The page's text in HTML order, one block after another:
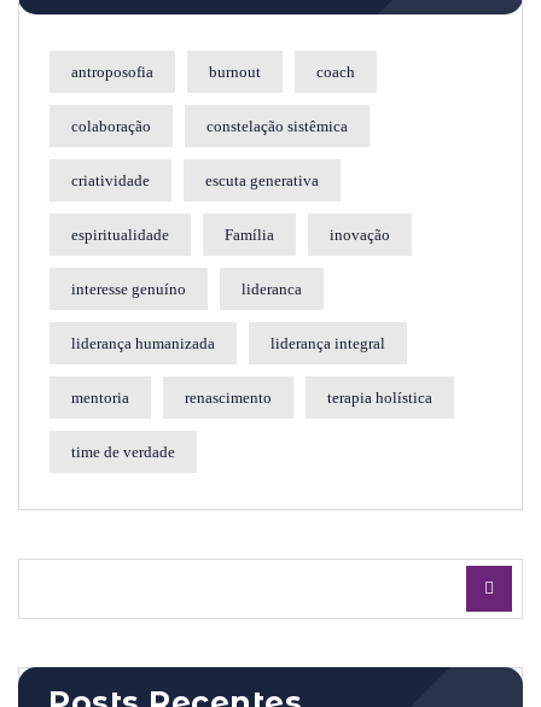
antroposofia burnout coach
colaboração constelação sistêmica
criatividade escuta generativa
espiritualidade Família inovação
interesse genuíno lideranca
liderança humanizada liderança integral
mentoria renascimento terapia holística
time de verdade